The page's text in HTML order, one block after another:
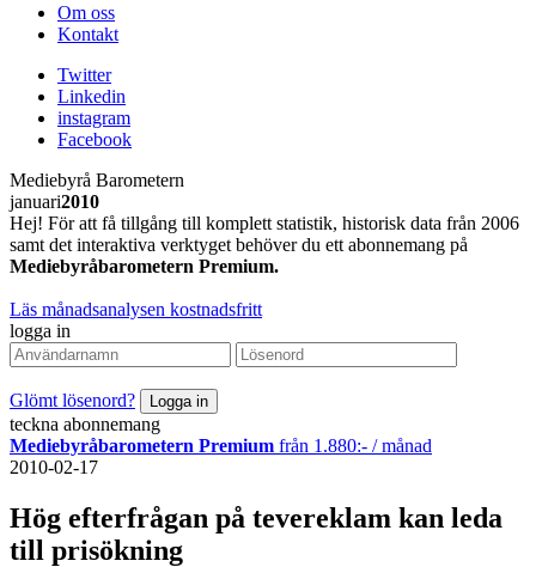
Om oss
Kontakt
Twitter
Linkedin
instagram
Facebook
Mediebyrå Barometern
januari2010
Hej! För att få tillgång till komplett statistik, historisk data från 2006
samt det interaktiva verktyget behöver du ett abonnemang på
Mediebyråbarometern Premium.
Läs månadsanalysen kostnadsfritt
logga in
Glömt lösenord?
teckna abonnemang
Mediebyråbarometern Premium från 1.880:- / månad
2010-02-17
Hög efterfrågan på tevereklam kan leda
till prisökning